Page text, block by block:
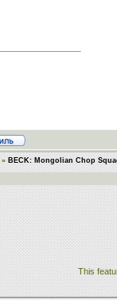
» BECK: Mongolian Chop
This